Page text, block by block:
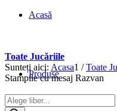
Acasă
Produse
Toate Jucăriile
Sunteți aici: Acasa1 / Toate
Stampile cu mesaj Razvan
Products